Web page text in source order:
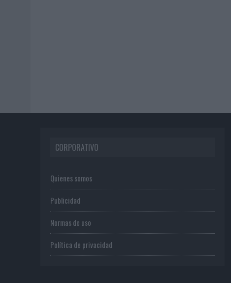
CORPORATIVO
Quienes somos
Publicidad
Normas de uso
Política de privacidad